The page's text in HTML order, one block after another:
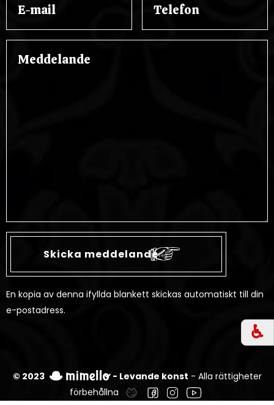
♿︎
En kopia av denna ifyllda blankett skickas automatiskt till din
e-postadress.
© 2023 - Levande konst - Alla rättigheter
förbehållna